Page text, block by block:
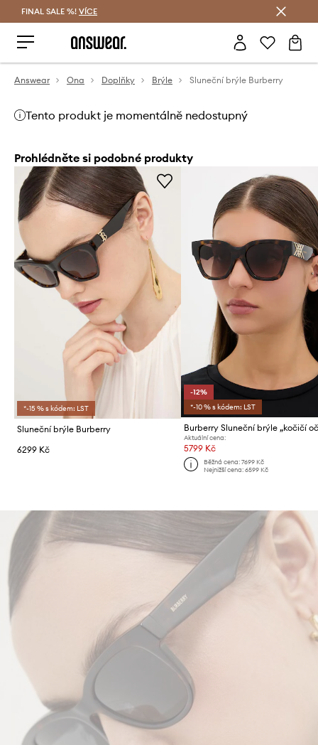
FINAL SALE %! VÍCE
Answear Ona Doplňky Brýle Sluneční brýle Burberry
Tento produkt je momentálně nedostupný
Prohlédněte si podobné produkty
*-15 % s kódem: LST
Sluneční brýle Burberry
6299 Kč
-12%
*-10 % s kódem: LST
Aktuální cena:
5799 Kč
Běžná cena: 7699 Kč
Nejnižší cena: 6599 Kč